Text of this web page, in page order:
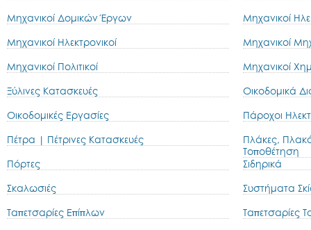
Μηχανικοί Δομικών Έργων Μηχανικοί
Μηχανικοί Ηλεκτρονικοί Μηχανικοί
Μηχανικοί Πολιτικοί Μηχανικοί
Ξύλινες Κατασκευές Οικοδομικά
Οικοδομικές Εργασίες Πάροχοι
Πέτρα | Πέτρινες Κατασκευές
Πλάκες,
Τοποθέτηση
Πόρτες
Σιδηρικά
Σκαλωσιές Συστήματα
Ταπετσαρίες Επίπλων Ταπετσαρίες